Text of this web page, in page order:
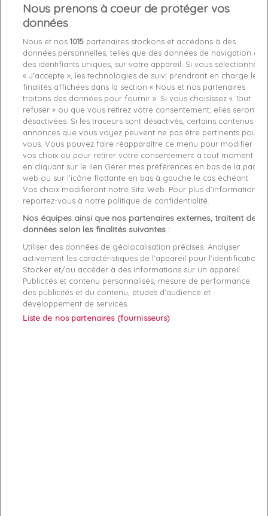
Out-of-Stock
Je craque !
Livraison gratuite *
Retours sous 100 jours
Produit certifié authentique
Caractéristiques produit
Description Détails du produit Fabriquant
Article: Pull Calvin Klein
Reference: J30J313188-112
Manufacture: Calvin Klein
ABONNEZ-VOUS
Nous prenons à coeur de protéger vos
données
Nous et nos1015 partenaires stockons et accédons à des
données personnelles, telles que des données de navigation ou
des identifiants uniques, sur votre appareil. Si vous sélectionnez
« J’accepte », les technologies de suivi prendront en charge les
finalités affichées dans la section « Nous et nos partenaires
traitons des données pour fournir ». Si vous choisissez « Tout
refuser » ou que vous retirez votre consentement, elles seront
désactivées. Si les traceurs sont désactivés, certains contenus et
annonces que vous voyez peuvent ne pas être pertinents pour
vous. Vous pouvez faire réapparaître ce menu pour modifier
vos choix ou pour retirer votre consentement à tout moment
en cliquant sur le lien Gérer mes préférences en bas de la page
web ou sur l’icône flottante en bas à gauche le cas échéant.
Vos choix modifieront notre Site Web. Pour plus d’informations,
reportez-vous à notre politique de confidentialité.
Nos équipes ainsi que nos partenaires externes, traitent des
données selon les finalités suivantes :
Utiliser des données de géolocalisation précises. Analyser
activement les caractéristiques de l’appareil pour l’identification.
Stocker et/ou accéder à des informations sur un appareil.
Publicités et contenu personnalisés, mesure de performance
des publicités et du contenu, études d’audience et
développement de services.
Liste de nos partenaires (fournisseurs)